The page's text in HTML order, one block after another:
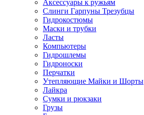
Аксессуары к ружьям
Слинги Гарпуны Трезубцы
Гидрокостюмы
Маски и трубки
Ласты
Компьютеры
Гидрошлемы
Гидроноски
Перчатки
Утепляющие Майки и Шорты
Лайкра
Сумки и рюкзаки
Грузы